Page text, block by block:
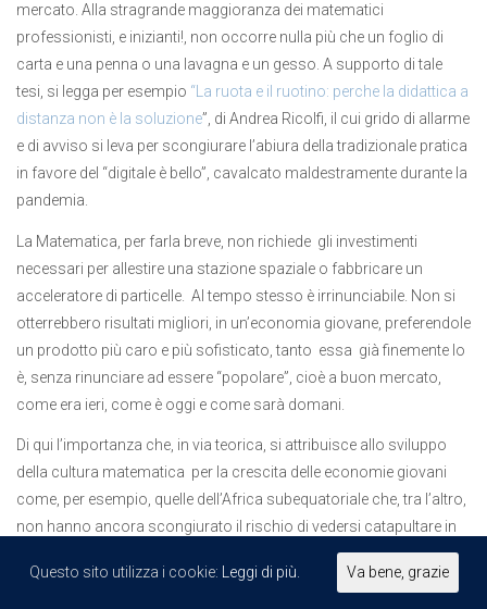
mercato. Alla stragrande maggioranza dei matematici
professionisti, e inizianti!, non occorre nulla più che un foglio di
carta e una penna o una lavagna e un gesso. A supporto di tale
tesi, si legga per esempio “La ruota e il ruotino: perche la didattica a
distanza non è la soluzione”, di Andrea Ricolfi, il cui grido di allarme
e di avviso si leva per scongiurare l’abiura della tradizionale pratica
in favore del “digitale è bello”, cavalcato maldestramente durante la
pandemia.
La Matematica, per farla breve, non richiede gli investimenti
necessari per allestire una stazione spaziale o fabbricare un
acceleratore di particelle. Al tempo stesso è irrinunciabile. Non si
otterrebbero risultati migliori, in un’economia giovane, preferendole
un prodotto più caro e più sofisticato, tanto essa già finemente lo
è, senza rinunciare ad essere “popolare”, cioè a buon mercato,
come era ieri, come è oggi e come sarà domani.
Di qui l’importanza che, in via teorica, si attribuisce allo sviluppo
della cultura matematica per la crescita delle economie giovani
come, per esempio, quelle dell’Africa subequatoriale che, tra l’altro,
non hanno ancora scongiurato il rischio di vedersi catapultare in
una crisi alimentare creata artificialmente, innescata da un
conflitto, quello Russo-Ucraino, che pur si consuma in aree
Questo sito utilizza i cookie: Leggi di più. Va bene, grazie